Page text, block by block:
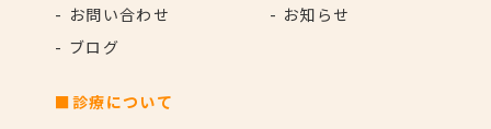
お問い合わせ
お知らせ
ブログ
■診療について